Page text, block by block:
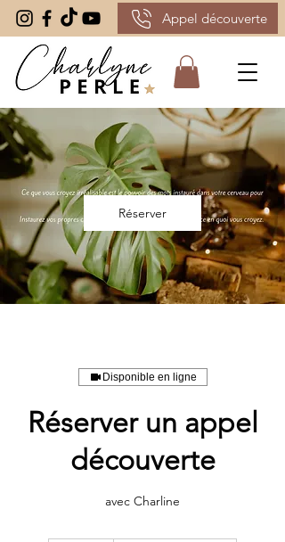
Appel découverte
Réserver
Disponible en ligne
Réserver un appel
découverte
avec Charline